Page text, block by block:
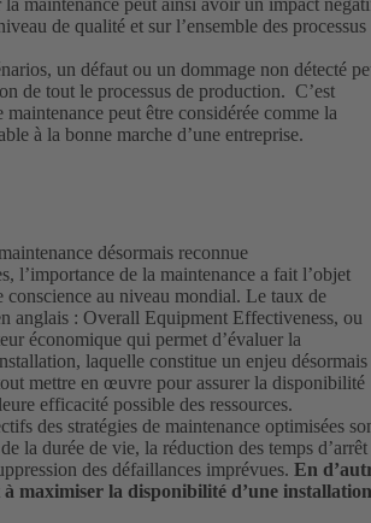
maintenance peut ainsi avoir un impact
de qualité et sur l’ensemble des processus
un défaut ou un dommage non détecté
de tout le processus de production. C’est
peut être considérée comme la
à la bonne marche d’une entreprise.
désormais reconnue
l’importance de la maintenance a fait l’objet
conscience au niveau mondial. Le taux de
anglais : Overall Equipment Effectiveness, ou
économique qui permet d’évaluer la
laquelle constitue un enjeu désormais
mettre en œuvre pour assurer la disponibilité
efficacité possible des ressources.
des stratégies de maintenance optimisées
la durée de vie, la réduction des temps d’arrêt
des défaillances imprévues. En
à maximiser la disponibilité d’une